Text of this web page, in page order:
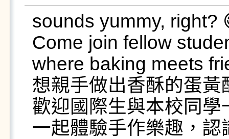
sounds yummy, right?
Come join fellow
where baking meets
想親手做出香酥的蛋黃
歡迎國際生與本校同學
一起體驗手作樂趣，認